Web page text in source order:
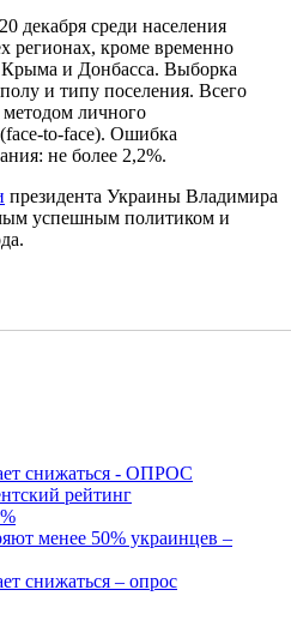
декабря среди населения
регионах, кроме временно
и Донбасса. Выборка
и типу поселения. Всего
личного
to-face). Ошибка
не более 2,2%.
президента Украины Владимира
успешным политиком и
снижаться - ОПРОС
рейтинг
менее 50% украинцев –
снижаться – опрос